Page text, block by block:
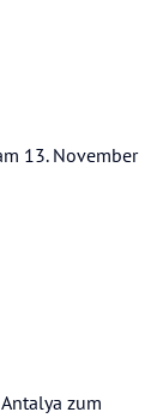
13. November
zum